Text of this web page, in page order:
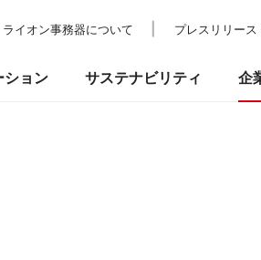
ライオン事務器について プレスリリース
ション サステナビリティ 企